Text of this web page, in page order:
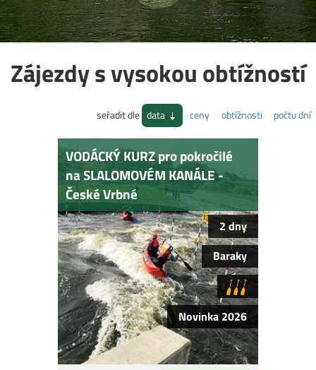
Zájezdy s vysokou obtížností
seřadit dle data ceny obtížnosti počtu dní
VODÁCKÝ KURZ pro pokročilé
na SLALOMOVÉM KANÁLE -
České Vrbné
2 dny
Baraky
Novinka 2026